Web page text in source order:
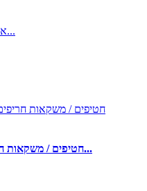
חטיפים / משקאות חריפים / סיגריה אלקטרונית / שקיק תה...